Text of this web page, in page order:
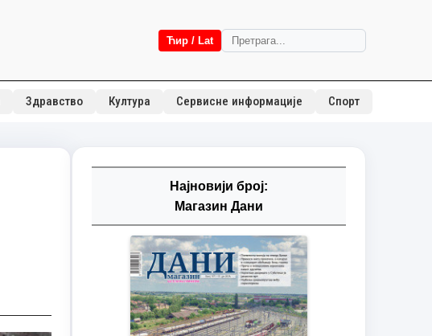
Ћир / Lat
Здравство Култура Сервисне информације Спорт
Најновији број:
Магазин Дани